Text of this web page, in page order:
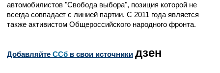
автомобилистов "Свобода выбора", позиция которой не
всегда совпадает с линией партии. С 2011 года является
также активистом Общероссийского народного фронта.
Добавляйте CСб в свои источники дзен